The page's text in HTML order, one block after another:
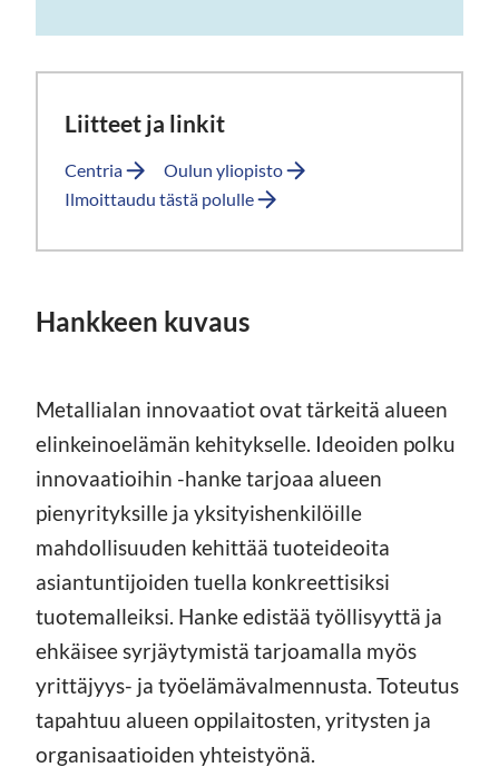
Liitteet ja linkit
Centria
Oulun yliopisto
Ilmoittaudu tästä polulle
Hankkeen kuvaus
Metallialan innovaatiot ovat tärkeitä alueen
elinkeinoelämän kehitykselle. Ideoiden polku
innovaatioihin -hanke tarjoaa alueen
pienyrityksille ja yksityishenkilöille
mahdollisuuden kehittää tuoteideoita
asiantuntijoiden tuella konkreettisiksi
tuotemalleiksi. Hanke edistää työllisyyttä ja
ehkäisee syrjäytymistä tarjoamalla myös
yrittäjyys- ja työelämävalmennusta. Toteutus
tapahtuu alueen oppilaitosten, yritysten ja
organisaatioiden yhteistyönä.